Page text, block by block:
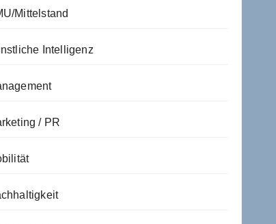
Mittelstand
Intelligenz
/ PR